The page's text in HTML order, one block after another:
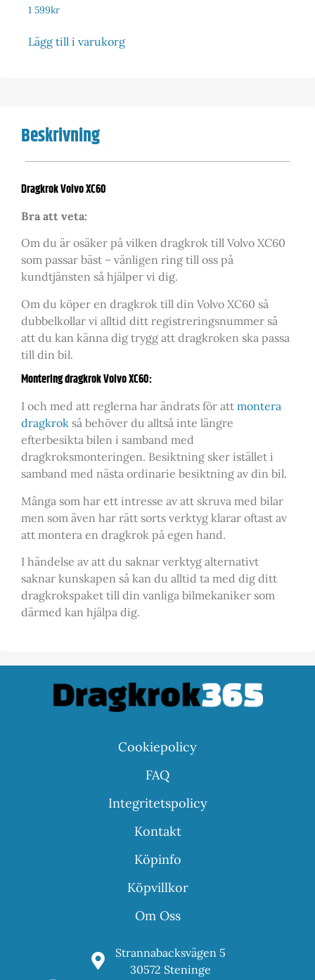
1 599kr
Lägg till i varukorg
Beskrivning
Dragkrok Volvo XC60
Bra att veta:
Om du är osäker på vilken dragkrok till Volvo XC60
som passar bäst – vänligen ring till oss på
kundtjänsten så hjälper vi dig.
Om du köper en dragkrok till din Volvo XC60 så
dubbelkollar vi alltid ditt registreringsnummer så
att du kan känna dig trygg att dragkroken ska passa
till din bil.
Montering dragkrok Volvo XC60:
I och med att reglerna har ändrats för att montera
dragkrok så behöver du alltså inte längre
efterbesikta bilen i samband med
dragkroksmonteringen. Besiktning sker istället i
samband med nästa ordinarie besiktning av din bil.
Många som har ett intresse av att skruva med bilar
men som även har rätt sorts verktyg klarar oftast av
att montera en dragkrok på egen hand.
I händelse av att du saknar verktyg alternativt
saknar kunskapen så kan du alltid ta med dig ditt
dragkrokspaket till din vanliga bilmekaniker som
därmed kan hjälpa dig.
Cookiepolicy
FAQ
Integritetspolicy
Kontakt
Köpinfo
Köpvillkor
Om Oss
Strannabacksvägen 5
30572 Steninge